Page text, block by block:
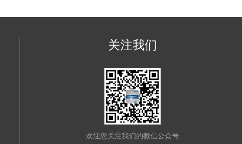
关注我们
欢迎您关注我们的微信公众号